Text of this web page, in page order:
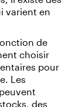
varient en
de
choisir
pour
Les
des